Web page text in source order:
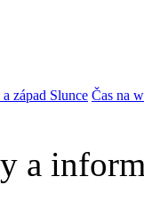
západ Slunce Čas na
a